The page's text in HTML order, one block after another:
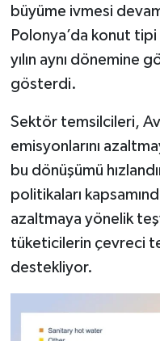
büyüme ivmesi
Polonya’da konut tipi
yılın aynı dönemine
gösterdi.
Sektör temsilcileri,
emisyonlarını
bu dönüşümü
politikaları
azaltmaya yönelik
tüketicilerin çevreci
destekliyor.